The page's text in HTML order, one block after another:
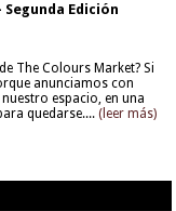
Edición
The Colours Market? Si
anunciamos con
espacio, en una
quedarse.... (leer más)